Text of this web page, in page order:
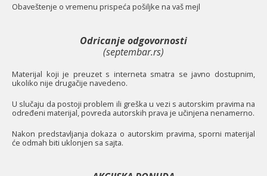
Obaveštenje o vremenu prispeća pošiljke na vaš mejl
Odricanje odgovornosti
(septembar.rs)
Materijal koji je preuzet s interneta smatra se javno dostupnim,
ukoliko nije drugačije navedeno.
U slučaju da postoji problem ili greška u vezi s autorskim pravima na
određeni materijal, povreda autorskih prava je učinjena nenamerno.
Nakon predstavljanja dokaza o autorskim pravima, sporni materijal
će odmah biti uklonjen sa sajta.